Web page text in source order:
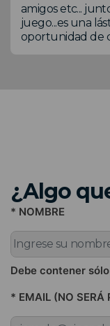
amigos etc...
juego...es una
oportunidad de
¿Algo
* NOMBRE
Debe contener
* EMAIL (NO SERÁ